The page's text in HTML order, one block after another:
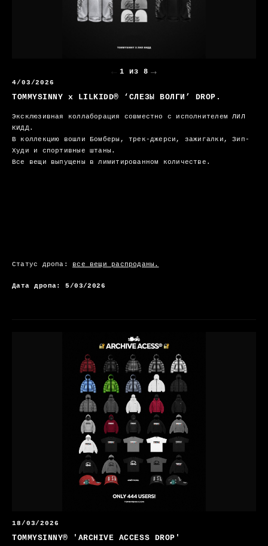
← 1 из 8 →
4/03/2026
TOMMYSINNY x LILKIDD® ‘СЛЕЗЫ ВОЛГИ’ DROP.
Эксклюзивная коллаборация совместно с исполнителем ЛИЛ
КИДД.
В коллекцию вошли Бомберы, трек-джерси, зажигалки, Зип-
Худи и спортивные штаны.
Все вещи выпущены в лимитированном количестве.
Статус дропа: все вещи распроданы.
Дата дропа: 5/03/2026
18/03/2026
TOMMYSINNY® 'ARCHIVE ACCESS DROP'